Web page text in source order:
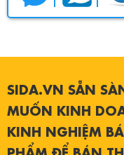
SIDA.VN SẴN
MUỐN KINH
KINH NGHIỆM
PHẨM ĐỂ BÁN